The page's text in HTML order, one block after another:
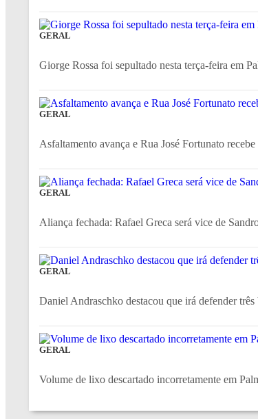
GERAL
Giorge Rossa foi sepultado nesta terça-feira em
GERAL
Asfaltamento avança e Rua José Fortunato
GERAL
Aliança fechada: Rafael Greca será vice de
GERAL
Daniel Andraschko destacou que irá defender três
GERAL
Volume de lixo descartado incorretamente em